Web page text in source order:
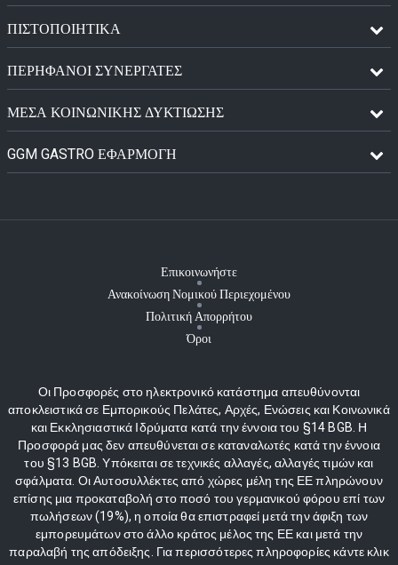
ΠΙΣΤΟΠΟΙΗΤΙΚΆ
ΠΕΡΉΦΑΝΟΙ ΣΥΝΕΡΓΆΤΕΣ
ΜΈΣΑ ΚΟΙΝΩΝΙΚΉΣ ΔΥΚΤΊΩΣΗΣ
GGM GASTRO ΕΦΑΡΜΟΓΉ
Επικοινωνήστε
Ανακοίνωση Νομικού Περιεχομένου
Πολιτική Απορρήτου
Όροι
Οι Προσφορές στο ηλεκτρονικό κατάστημα απευθύνονται
αποκλειστικά σε Εμπορικούς Πελάτες, Αρχές, Ενώσεις και Κοινωνικά
και Εκκλησιαστικά Ιδρύματα κατά την έννοια του §14 BGB. Η
Προσφορά μας δεν απευθύνεται σε καταναλωτές κατά την έννοια
του §13 BGB. Υπόκειται σε τεχνικές αλλαγές, αλλαγές τιμών και
σφάλματα. Οι Αυτοσυλλέκτες από χώρες μέλη της ΕΕ πληρώνουν
επίσης μια προκαταβολή στο ποσό του γερμανικού φόρου επί των
πωλήσεων (19%), η οποία θα επιστραφεί μετά την άφιξη των
εμπορευμάτων στο άλλο κράτος μέλος της ΕΕ και μετά την
παραλαβή της απόδειξης. Για περισσότερες πληροφορίες κάντε κλικ